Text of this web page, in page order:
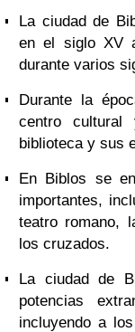
La ciudad de
en el siglo XV
durante varios
Durante la
centro
biblioteca y sus
En Biblos se
importantes,
teatro romano,
los cruzados.
La ciudad de
potencias
incluyendo a